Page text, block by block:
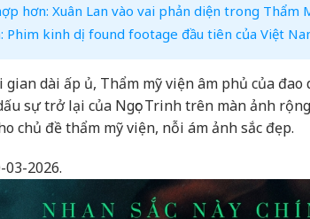
hơn: Xuân Lan vào vai phản diện trong Thẩm
Phim kinh dị found footage đầu tiên của Việt
gian dài ấp ủ, Thẩm mỹ viện âm phủ của
sự trở lại của Ngọc Trinh trên màn ảnh
chủ đề thẩm mỹ viện, nỗi ám ảnh sắc đẹp.
03-2026.